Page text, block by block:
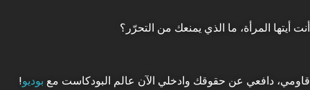
أنت أيتها المرأة، ما الذي يمنعك من التحرّر؟
قاومي، دافعي عن حقوقك وادخلي الآن عالم البودكاست مع بوديو!